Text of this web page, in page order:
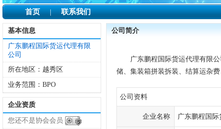
首页 | 联系我们
基本信息
广东鹏程国际货运代理有限
公司
所在地区： 越秀区
业务范围： BPO
企业资质
您还不是协会会员
公司简介
广东鹏程国际货运代理有限公
储、集装箱拼装拆装、结算运杂
公司资料
企业名称 广东鹏程国